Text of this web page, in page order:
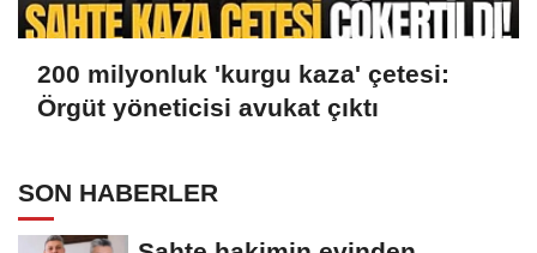
200 milyonluk 'kurgu kaza' çetesi:
Örgüt yöneticisi avukat çıktı
SON HABERLER